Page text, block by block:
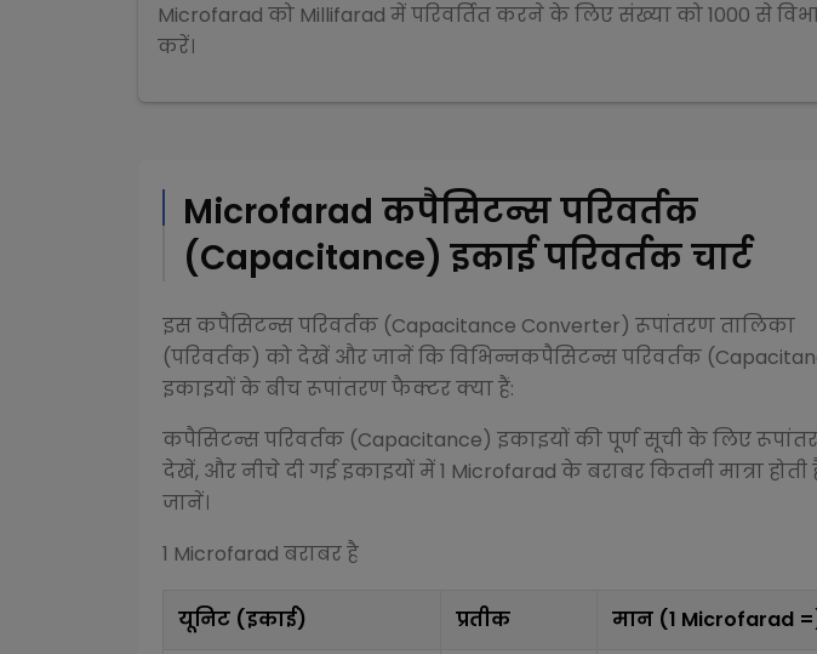
Microfarad को Millifarad में परिवर्तित करने के लिए संख्या को1000 से
करें।
Microfarad कपैसिटन्स परिवर्तक
(Capacitance) इकाई परिवर्तक चार्ट
इसकपैसिटन्स परिवर्तक (Capacitance Converter) रूपांतरण तालिका
(परिवर्तक) को देखें और जानें कि विभिन्नकपैसिटन्स परिवर्तक
इकाइयों के बीच रूपांतरण फैक्टर क्या हैं:
कपैसिटन्स परिवर्तक (Capacitance) इकाइयों की पूर्ण सूची के लिए
देखें, और नीचे दी गई इकाइयों में 1 Microfarad के बराबर कितनी मात्रा होती
जानें।
1 Microfarad बराबर है
यूनिट (इकाई) प्रतीक मान (1 Microfarad